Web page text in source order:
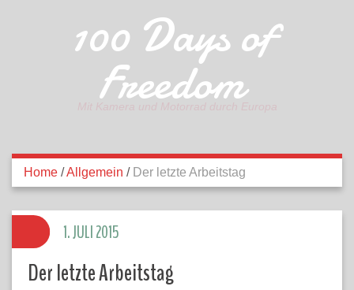
100 Days of
Freedom
Home /Allgemein / Der letzte Arbeitstag
Der letzte Arbeitstag
1. JULI 2015